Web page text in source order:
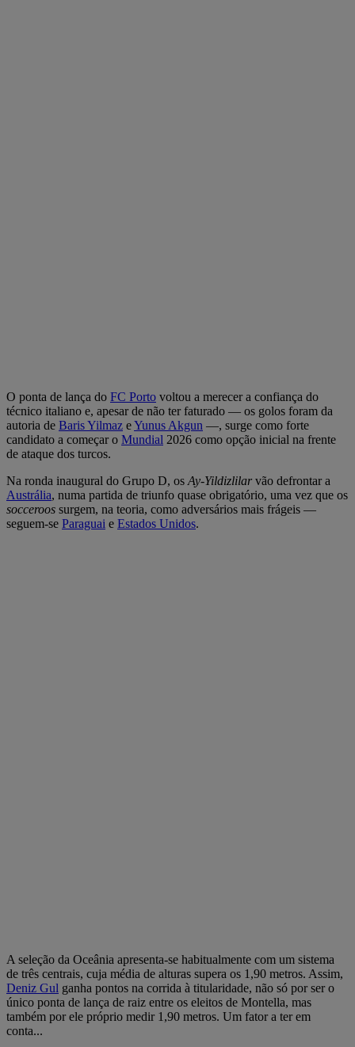
O ponta de lança do FC Porto voltou a merecer a confiança do
técnico italiano e, apesar de não ter faturado — os golos foram da
autoria de Baris Yilmaz eYunus Akgun —, surge como forte
candidato a começar o Mundial 2026 como opção inicial na frente
de ataque dos turcos.
Na ronda inaugural do Grupo D, os Ay-Yildizlilarvão defrontar a
Austrália, numa partida de triunfo quase obrigatório, uma vez que os
socceroos surgem, na teoria, como adversários mais frágeis —
seguem-se Paraguai e Estados Unidos.
A seleção da Oceânia apresenta-se habitualmente com um sistema
de três centrais, cuja média de alturas supera os 1,90 metros. Assim,
Deniz Gul ganha pontos na corrida à titularidade, não só por ser o
único ponta de lança de raiz entre os eleitos de Montella, mas
também por ele próprio medir 1,90 metros. Um fator a ter em
conta...